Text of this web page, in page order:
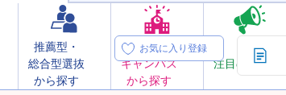
推薦型・
総合型選抜
から探す
オープン
キャンパス
から探す
注目の大学
お気に入り登録